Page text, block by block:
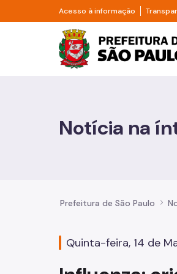
Pular para o Conteúdo principal
Acesso à informação Divisor
Prefeitura
Casa e
Educação
Notícia na
Prefeitura de São Paulo
Quinta-feira, 14 de